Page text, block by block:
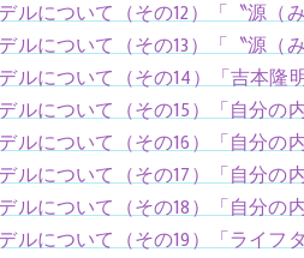
ルについて（その12）「〝源
ルについて（その13）「〝源
ルについて（その14）「吉本
ルについて（その15）「自分
ルについて（その16）「自分
ルについて（その17）「自分
ルについて（その18）「自分
ルについて（その19）「ライフ